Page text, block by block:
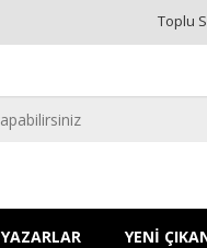
Toplu
YAZARLAR YENİ